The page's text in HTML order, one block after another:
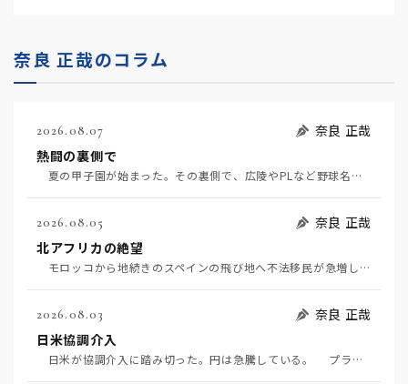
奈良 正哉のコラム
2026.08.07
奈良 正哉
熱闘の裏側で
夏の甲子園が始まった。その裏側で、広陵やPLなど野球名門校（だった）の不祥事のその後について、「熱…
2026.08.05
奈良 正哉
北アフリカの絶望
モロッコから地続きのスペインの飛び地へ不法移民が急増していて、当地の大問題となっている。「海を泳い…
2026.08.03
奈良 正哉
日米協調介入
日米が協調介入に踏み切った。円は急騰している。 プラザ合意以降、協調介入は為替相場の転機になって…